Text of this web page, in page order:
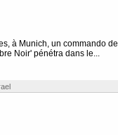
à Munich, un commando de
Noir' pénétra dans le...